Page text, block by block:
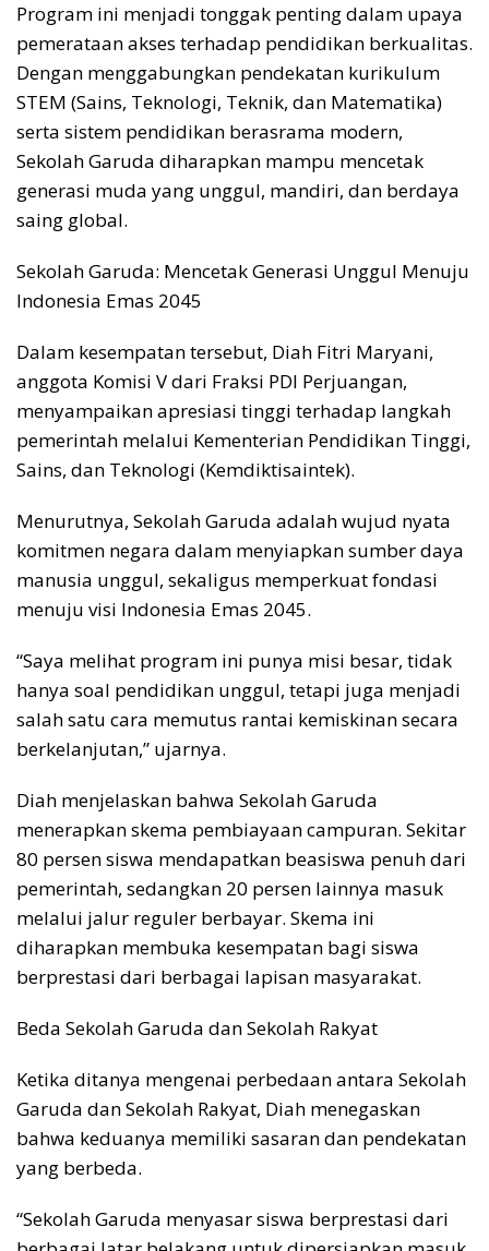
Program ini menjadi tonggak penting dalam upaya
pemerataan akses terhadap pendidikan berkualitas.
Dengan menggabungkan pendekatan kurikulum
STEM (Sains, Teknologi, Teknik, dan Matematika)
serta sistem pendidikan berasrama modern,
Sekolah Garuda diharapkan mampu mencetak
generasi muda yang unggul, mandiri, dan berdaya
saing global.
Sekolah Garuda: Mencetak Generasi Unggul Menuju
Indonesia Emas 2045
Dalam kesempatan tersebut, Diah Fitri Maryani,
anggota Komisi V dari Fraksi PDI Perjuangan,
menyampaikan apresiasi tinggi terhadap langkah
pemerintah melalui Kementerian Pendidikan Tinggi,
Sains, dan Teknologi (Kemdiktisaintek).
Menurutnya, Sekolah Garuda adalah wujud nyata
komitmen negara dalam menyiapkan sumber daya
manusia unggul, sekaligus memperkuat fondasi
menuju visi Indonesia Emas 2045.
“Saya melihat program ini punya misi besar, tidak
hanya soal pendidikan unggul, tetapi juga menjadi
salah satu cara memutus rantai kemiskinan secara
berkelanjutan,” ujarnya.
Diah menjelaskan bahwa Sekolah Garuda
menerapkan skema pembiayaan campuran. Sekitar
80 persen siswa mendapatkan beasiswa penuh dari
pemerintah, sedangkan 20 persen lainnya masuk
melalui jalur reguler berbayar. Skema ini
diharapkan membuka kesempatan bagi siswa
berprestasi dari berbagai lapisan masyarakat.
Beda Sekolah Garuda dan Sekolah Rakyat
Ketika ditanya mengenai perbedaan antara Sekolah
Garuda dan Sekolah Rakyat, Diah menegaskan
bahwa keduanya memiliki sasaran dan pendekatan
yang berbeda.
“Sekolah Garuda menyasar siswa berprestasi dari